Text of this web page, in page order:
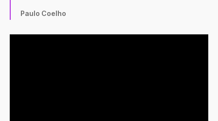
Paulo Coelho